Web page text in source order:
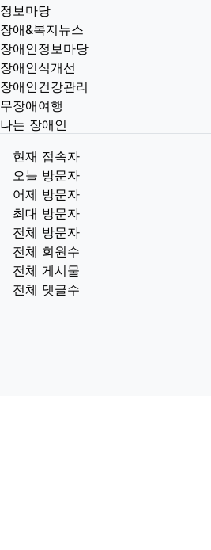
정보마당
장애&복지뉴스
장애인정보마당
장애인식개선
장애인건강관리
무장애여행
나는 장애인
현재 접속자
오늘 방문자
어제 방문자
최대 방문자
전체 방문자
전체 회원수
전체 게시물
전체 댓글수